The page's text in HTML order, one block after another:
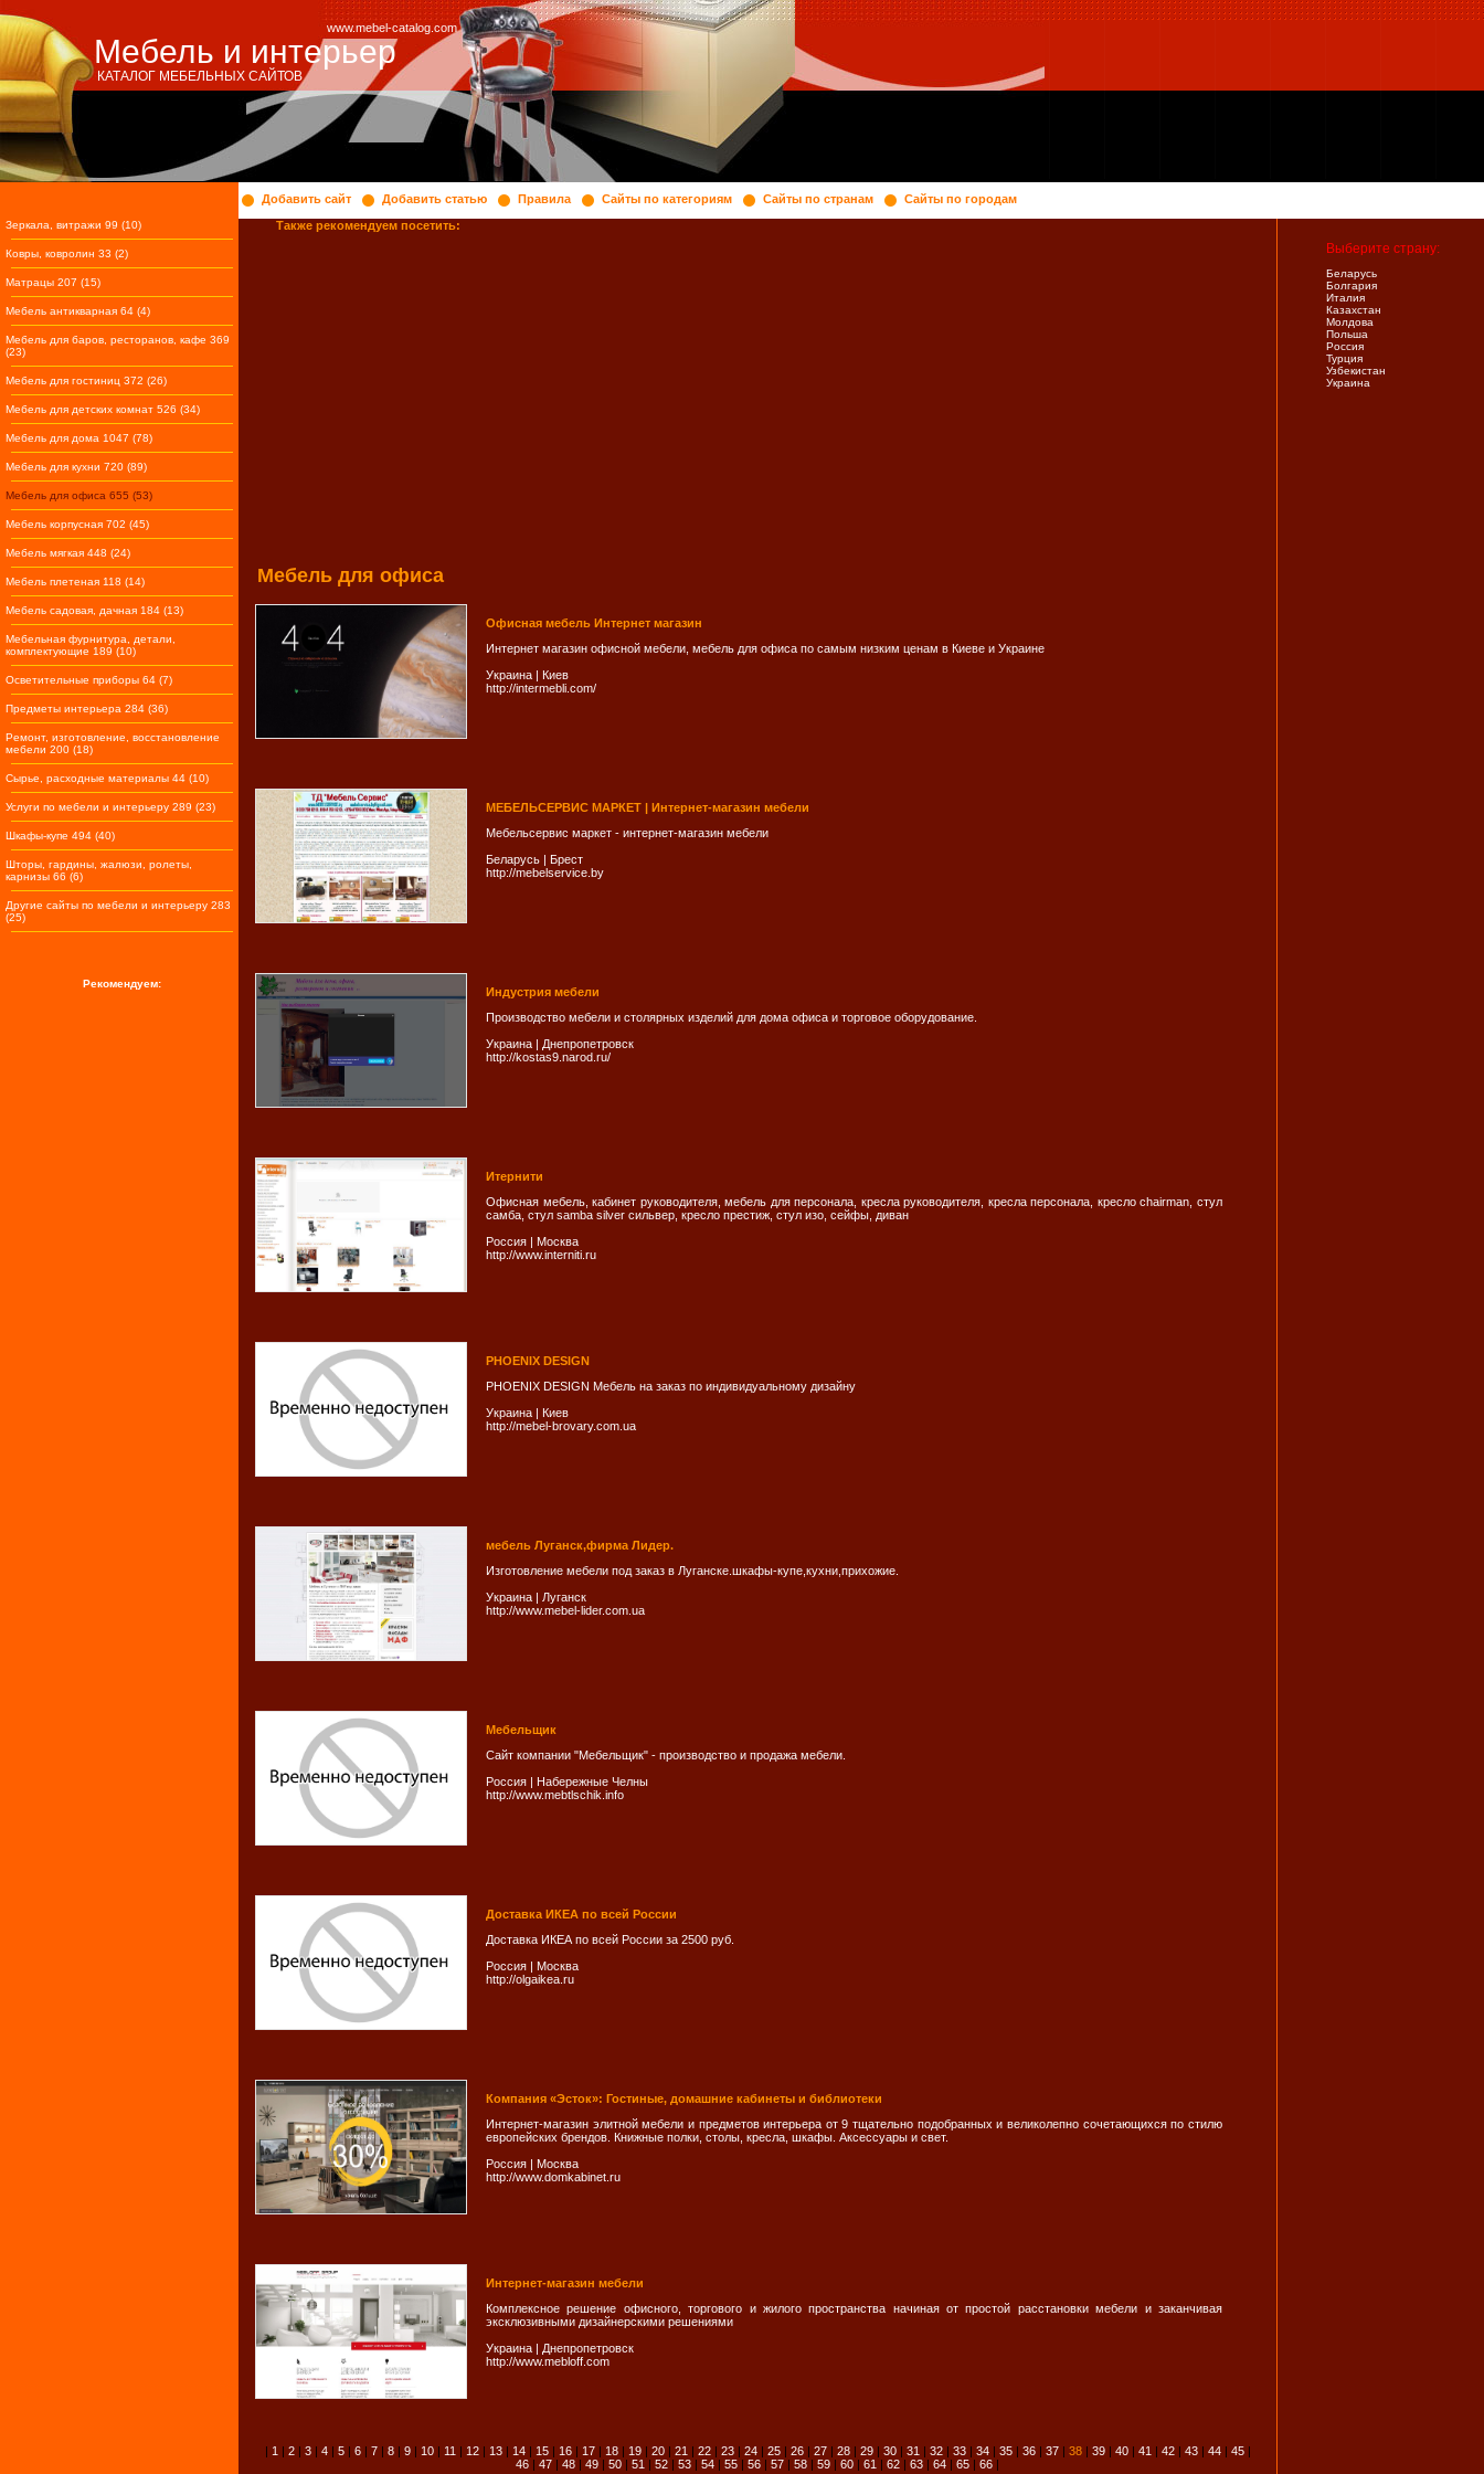
Мебель и интерьер
www.mebel-catalog.com
КАТАЛОГ МЕБЕЛЬНЫХ САЙТОВ
Зеркала, витражи 99 (10)
Ковры, ковролин 33 (2)
Матрацы 207 (15)
Мебель антикварная 64 (4)
Мебель для баров, ресторанов, кафе 369
(23)
Мебель для гостиниц 372 (26)
Мебель для детских комнат 526 (34)
Мебель для дома 1047 (78)
Мебель для кухни 720 (89)
Мебель для офиса 655 (53)
Мебель корпусная 702 (45)
Мебель мягкая 448 (24)
Мебель плетеная 118 (14)
Мебель садовая, дачная 184 (13)
Мебельная фурнитура, детали,
комплектующие 189 (10)
Осветительные приборы 64 (7)
Предметы интерьера 284 (36)
Ремонт, изготовление, восстановление
мебели 200 (18)
Сырье, расходные материалы 44 (10)
Услуги по мебели и интерьеру 289 (23)
Шкафы-купе 494 (40)
Шторы, гардины, жалюзи, ролеты,
карнизы 66 (6)
Другие сайты по мебели и интерьеру 283
(25)
Рекомендуем:
Добавить сайт Добавить статью Правила Сайты по категориям Сайты по странам
Сайты по городам
Также рекомендуем посетить:
Мебель для офиса
Офисная мебель Интернет магазин
Интернет магазин офисной мебели, мебель для офиса по самым низким ценам в Киеве и Украине
Украина | Киев
http://intermebli.com/
МЕБЕЛЬСЕРВИС МАРКЕТ | Интернет-магазин мебели
Мебельсервис маркет - интернет-магазин мебели
Беларусь | Брест
http://mebelservice.by
Индустрия мебели
Производство мебели и столярных изделий для дома офиса и торговое оборудование.
Украина | Днепропетровск
http://kostas9.narod.ru/
Итернити
Офисная мебель, кабинет руководителя, мебель для персонала, кресла руководителя, кресла персонала, кресло chairman, стул
самба, стул samba silver сильвер, кресло престиж, стул изо, сейфы, диван
Россия | Москва
http://www.interniti.ru
PHOENIX DESIGN
PHOENIX DESIGN Мебель на заказ по индивидуальному дизайну
Украина | Киев
http://mebel-brovary.com.ua
мебель Луганск,фирма Лидер.
Изготовление мебели под заказ в Луганске.шкафы-купе,кухни,прихожие.
Украина | Луганск
http://www.mebel-lider.com.ua
Мебельщик
Сайт компании "Мебельщик" - производство и продажа мебели.
Россия | Набережные Челны
http://www.mebtlschik.info
Доставка ИКЕА по всей России
Доставка ИКЕА по всей России за 2500 руб.
Россия | Москва
http://olgaikea.ru
Компания «Эсток»: Гостиные, домашние кабинеты и библиотеки
Интернет-магазин элитной мебели и предметов интерьера от 9 тщательно подобранных и великолепно сочетающихся по стилю
европейских брендов. Книжные полки, столы, кресла, шкафы. Аксессуары и свет.
Россия | Москва
http://www.domkabinet.ru
Интернет-магазин мебели
Комплексное решение офисного, торгового и жилого пространства начиная от простой расстановки мебели и заканчивая
эксклюзивными дизайнерскими решениями
Украина | Днепропетровск
http://www.mebloff.com
| 1 | 2| 3| 4| 5| 6| 7| 8| 9| 10| 11 | 12| 13| 14| 15| 16| 17| 18| 19| 20| 21 | 22| 23| 24| 25| 26| 27| 28| 29| 30| 31 | 32| 33| 34| 35| 36| 37| 38| 39| 40| 41 | 42| 43| 44| 45|
46 | 47 | 48 | 49 | 50 | 51 | 52 | 53 | 54 | 55 | 56 | 57 | 58 | 59 | 60 | 61 | 62 | 63 | 64 | 65 | 66 |
Выберите страну:
Беларусь
Болгария
Италия
Казахстан
Молдова
Польша
Россия
Турция
Узбекистан
Украина